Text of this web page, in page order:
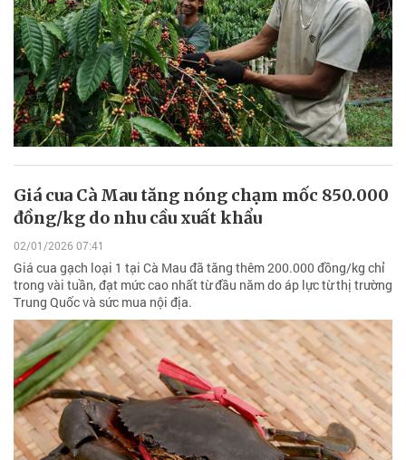
Giá cua Cà Mau tăng nóng chạm mốc 850.000
đồng/kg do nhu cầu xuất khẩu
02/01/2026 07:41
Giá cua gạch loại 1 tại Cà Mau đã tăng thêm 200.000 đồng/kg chỉ
trong vài tuần, đạt mức cao nhất từ đầu năm do áp lực từ thị trường
Trung Quốc và sức mua nội địa.